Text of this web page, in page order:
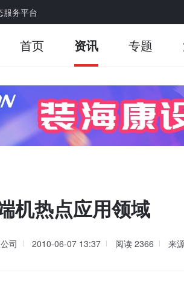
服务平台
首页 资讯 专题
机热点应用领域
司 2010-06-07 13:37 阅读 2366 来